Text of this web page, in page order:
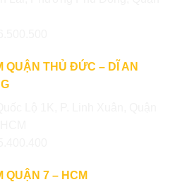
QUẬN THỦ ĐỨC – DĨ AN
QUẬN 7 – HCM